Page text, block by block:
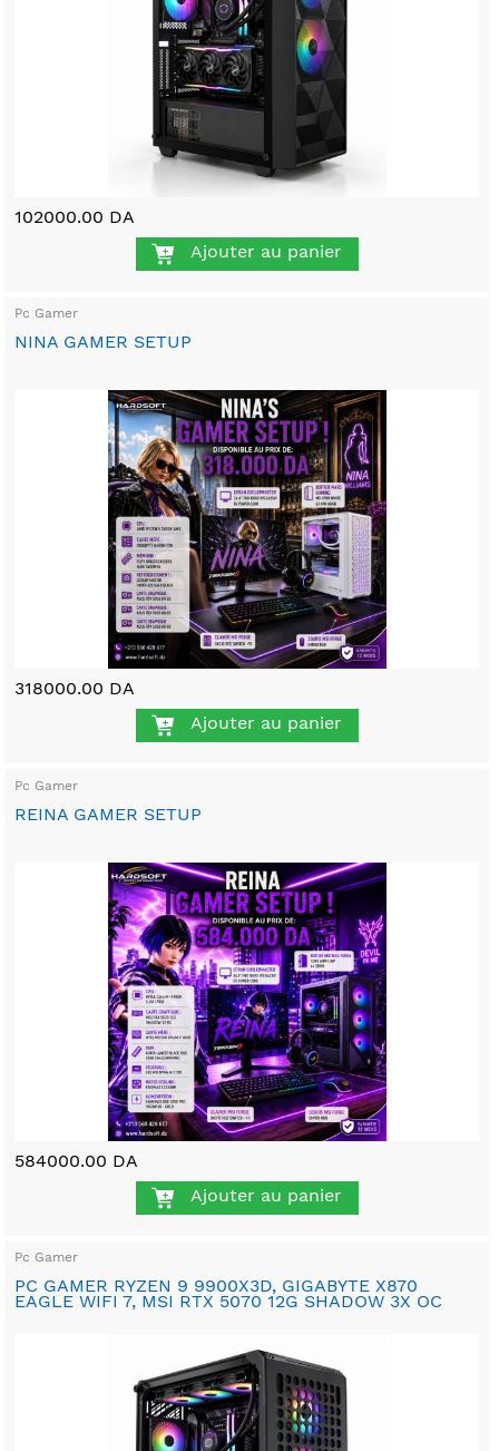
102000.00 DA
Ajouter au panier
Pc Gamer
NINA GAMER SETUP
318000.00 DA
Ajouter au panier
Pc Gamer
REINA GAMER SETUP
584000.00 DA
Ajouter au panier
Pc Gamer
PC GAMER RYZEN 9 9900X3D, GIGABYTE X870
EAGLE WIFI 7, MSI RTX 5070 12G SHADOW 3X OC